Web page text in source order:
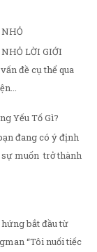
LỜI GIỚI
đề cụ thể qua
Yếu Tố Gì?
đang có ý định
sự muốn trở thành
bắt đầu từ
“Tôi nuối tiếc